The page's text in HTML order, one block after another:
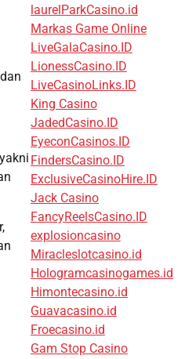
laurelParkCasino.id
Markas Game Online
LiveGalaCasino.ID
LionessCasino.ID
LiveCasinoLinks.ID
King Casino
JadedCasino.ID
EyeconCasinos.ID
FindersCasino.ID
ExclusiveCasinoHire.ID
Jack Casino
FancyReelsCasino.ID
explosioncasino
Miracleslotcasino.id
Hologramcasinogames.id
Himontecasino.id
Guavacasino.id
Froecasino.id
Gam Stop Casino